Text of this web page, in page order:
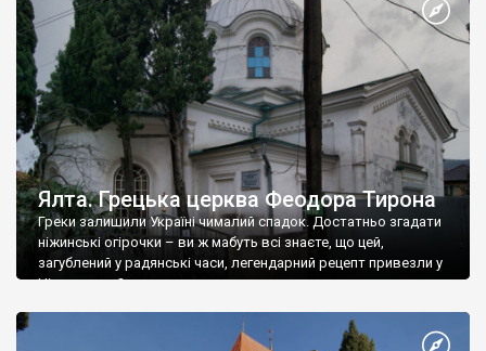
Ялта. Грецька церква Феодора Тирона
Греки залишили Україні чималий спадок. Достатньо згадати
ніжинські огірочки – ви ж мабуть всі знаєте, що цей,
загублений у радянські часи, легендарний рецепт привезли у
Ніжин греки?